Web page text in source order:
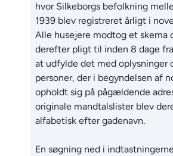
hvor Silkeborgs befolkning
1939 blev registreret årligt i
Alle husejere modtog et skema
derefter pligt til inden 8 dage
at udfylde det med oplysninger
personer, der i begyndelsen af
opholdt sig på pågældende
originale mandtalslister blev
alfabetisk efter gadenavn.
En søgning ned i